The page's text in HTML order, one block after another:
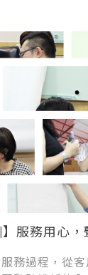
】服務用心，
務過程，從